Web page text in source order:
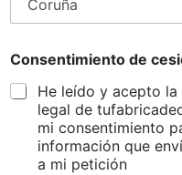
Consentimiento de
He leído y acepto
legal de
mi consentimiento
información que
a mi petición